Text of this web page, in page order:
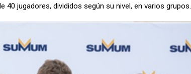
jugadores, divididos según su nivel, en varios grupos.